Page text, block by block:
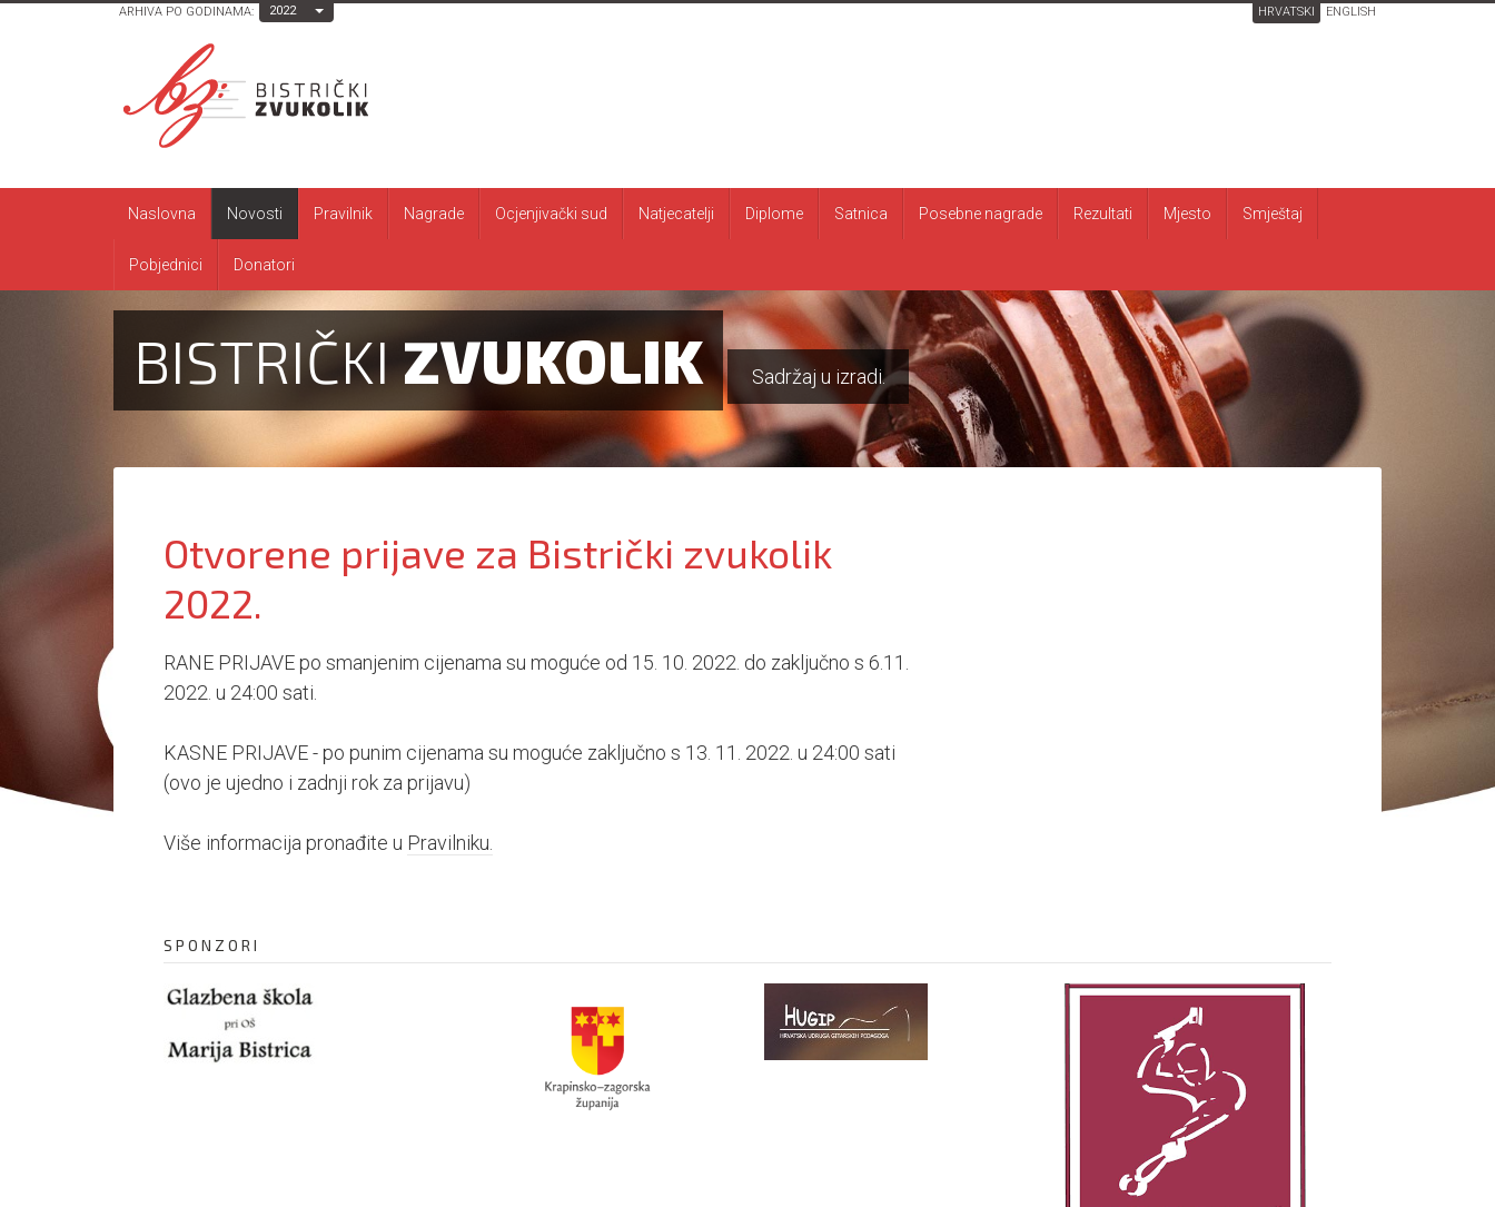
ARHIVA PO GODINAMA: 2022 Toggle Dropdown HRVATSKI ENGLISH
Naslovna Novosti Pravilnik Nagrade Ocjenjivački sud Natjecatelji Diplome Satnica Posebne nagrade Rezultati Mjesto Smještaj
Pobjednici Donatori
BISTRIČKIZVUKOLIK Sadržaj u izradi.
Otvorene prijave za Bistrički zvukolik
2022.
RANE PRIJAVE po smanjenim cijenama su moguće od 15. 10. 2022. do zaključno s 6.11.
2022. u 24:00 sati.
KASNE PRIJAVE - po punim cijenama su moguće zaključno s 13. 11. 2022. u 24:00 sati
(ovo je ujedno i zadnji rok za prijavu)
Više informacija pronađite u Pravilniku.
SPONZORI